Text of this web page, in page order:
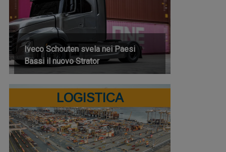
Iveco Schouten svela nei Paesi
Bassi il nuovo Strator
LOGISTICA